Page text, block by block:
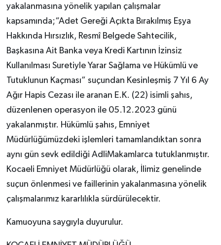
yakalanmasına yönelik yapılan çalışmalar
kapsamında;“Adet Gereği Açıkta Bırakılmış Eşya
Hakkında Hırsızlık, Resmî Belgede Sahtecilik,
Başkasına Ait Banka veya Kredi Kartının İzinsiz
Kullanılması Suretiyle Yarar Sağlama ve Hükümlü ve
Tutuklunun Kaçması” suçundan Kesinleşmiş 7 Yıl 6 Ay
Ağır Hapis Cezası ile aranan E.K. (22) isimli şahıs,
düzenlenen operasyon ile 05.12.2023 günü
yakalanmıştır. Hükümlü şahıs, Emniyet
Müdürlüğümüzdeki işlemleri tamamlandıktan sonra
aynı gün sevk edildiği AdliMakamlarca tutuklanmıştır.
Kocaeli Emniyet Müdürlüğü olarak, İlimiz genelinde
suçun önlenmesi ve faillerinin yakalanmasına yönelik
çalışmalarımız kararlılıkla sürdürülecektir.
Kamuoyuna saygıyla duyurulur.